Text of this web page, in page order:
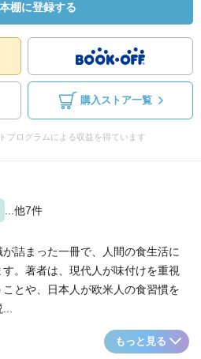
本棚に登録する
購入ストア一覧
プログラムによる収益を得ています
...他7件
詰まった一冊で、人間の食生活に
。著者は、現代人が味付けを重視
とや、日本人が欧米人の食習慣を
もっと見る